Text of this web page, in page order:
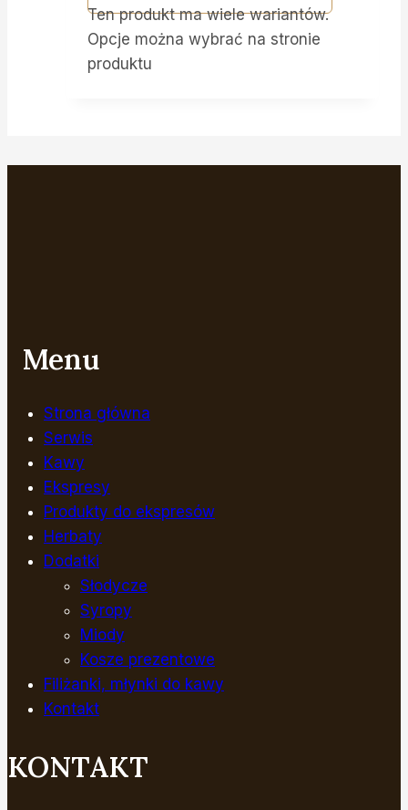
Ten produkt ma wiele wariantów.
Opcje można wybrać na stronie
produktu
Menu
Strona główna
Serwis
Kawy
Ekspresy
Produkty do ekspresów
Herbaty
Dodatki
Słodycze
Syropy
Miody
Kosze prezentowe
Filiżanki, młynki do kawy
Kontakt
KONTAKT